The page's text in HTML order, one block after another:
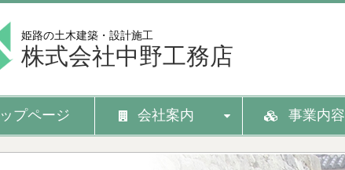
姫路の土木建築・設計施工
株式会社中野工務店
ップページ 会社案内 事業内容